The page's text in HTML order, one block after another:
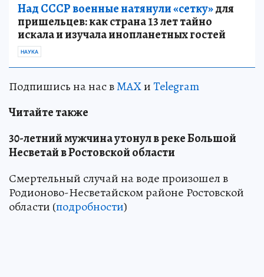
Над СССР военные натянули «сетку»для
пришельцев: как страна 13 лет тайно
искала и изучала инопланетных гостей
НАУКА
Подпишись на нас вMAXиTelegram
Читайте также
30-летний мужчина утонул в реке Большой
Несветай в Ростовской области
Смертельный случай на воде произошел в
Родионово-Несветайском районе Ростовской
области (подробности)